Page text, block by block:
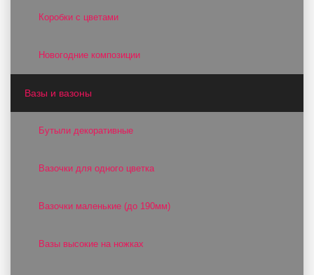
Коробки с цветами
Новогодние композиции
Вазы и вазоны
Бутыли декоративные
Вазочки для одного цветка
Вазочки маленькие (до 190мм)
Вазы высокие на ножках